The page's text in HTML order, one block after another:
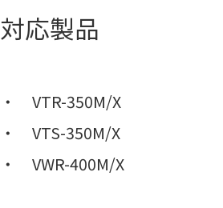
対応製品
VTR-350M/X
VTS-350M/X
VWR-400M/X